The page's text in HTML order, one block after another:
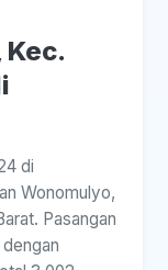
di
Wonomulyo,
Pasangan